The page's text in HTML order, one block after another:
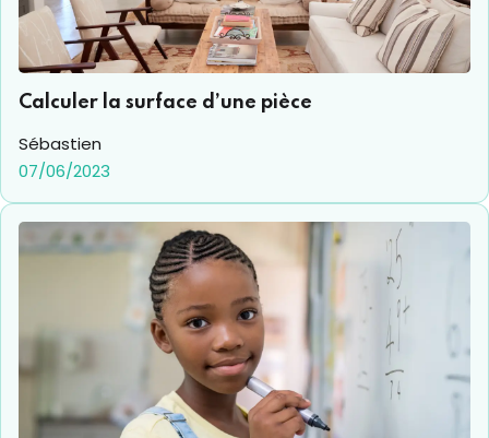
chauffe eau par exemple, ou encore vérifier que le
stère de bois que vous avez commandé est bien
ensemble comment calculer en m² et m³.
Calculer la surface d’une pièce
Sébastien
07/06/2023